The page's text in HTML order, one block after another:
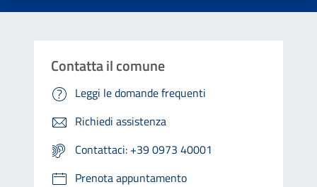
Contatta il comune
Leggi le domande frequenti
Richiedi assistenza
Contattaci: +39 0973 40001
Prenota appuntamento